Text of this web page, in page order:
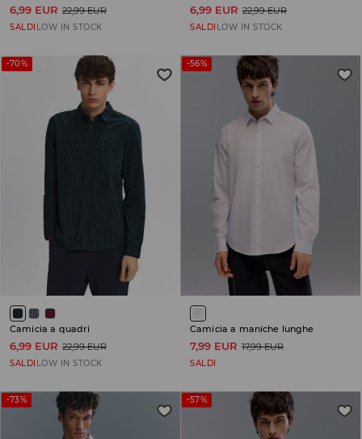
6,99 EUR 22,99 EUR
SALDI LOW IN STOCK
6,99 EUR 22,99 EUR
SALDI LOW IN STOCK
-70%
Camicia a quadri
6,99 EUR 22,99 EUR
SALDI LOW IN STOCK
-56%
Camicia a maniche lunghe
7,99 EUR 17,99 EUR
SALDI
-73% -57%